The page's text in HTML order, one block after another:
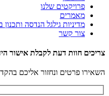
פרויקטים שלנו
מאמרים
מדיניות גילגל הנדסה
צור קשר
צריכים חוות דעת לקבלת אישור
השאירו פרטים ונחזור אליכם